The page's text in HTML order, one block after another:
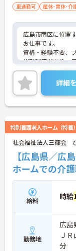
車通勤可 産休･育休･介
広島市南区に位置
お仕事です。
資格・経験不要、
出勤制度があり、
す。
ご興味ある方には
細をお話致します
詳細
特別養護老人ホーム（特養）
社会福祉法人三篠会
【広島県／広
ホームでの介
給料 時給
勤務地
広島
Ｊ
分